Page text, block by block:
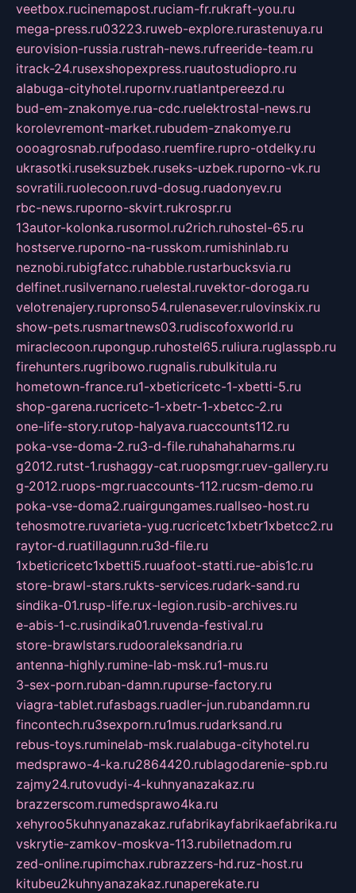
veetbox.rucinemapost.ruciam-fr.rukraft-you.ru
mega-press.ru03223.ruweb-explore.rurastenuya.ru
eurovision-russia.rustrah-news.rufreeride-team.ru
itrack-24.rusexshopexpress.ruautostudiopro.ru
alabuga-cityhotel.rupornv.ruatlantpereezd.ru
bud-em-znakomye.rua-cdc.ruelektrostal-news.ru
korolevremont-market.rubudem-znakomye.ru
oooagrosnab.rufpodaso.ruemfire.rupro-otdelky.ru
ukrasotki.ruseksuzbek.ruseks-uzbek.ruporno-vk.ru
sovratili.ruolecoon.ruvd-dosug.ruadonyev.ru
rbc-news.ruporno-skvirt.rukrospr.ru
13autor-kolonka.rusormol.ru2rich.ruhostel-65.ru
hostserve.ruporno-na-russkom.rumishinlab.ru
neznobi.rubigfatcc.ruhabble.rustarbucksvia.ru
delfinet.rusilvernano.ruelestal.ruvektor-doroga.ru
velotrenajery.rupronso54.rulenasever.rulovinskix.ru
show-pets.rusmartnews03.rudiscofoxworld.ru
miraclecoon.rupongup.ruhostel65.ruliura.ruglasspb.ru
firehunters.rugribowo.rugnalis.rubulkitula.ru
hometown-france.ru1-xbeticricetc-1-xbetti-5.ru
shop-garena.rucricetc-1-xbetr-1-xbetcc-2.ru
one-life-story.rutop-halyava.ruaccounts112.ru
poka-vse-doma-2.ru3-d-file.ruhahahaharms.ru
g2012.rutst-1.rushaggy-cat.ruopsmgr.ruev-gallery.ru
g-2012.ruops-mgr.ruaccounts-112.rucsm-demo.ru
poka-vse-doma2.ruairgungames.ruallseo-host.ru
tehosmotre.ruvarieta-yug.rucricetc1xbetr1xbetcc2.ru
raytor-d.ruatillagunn.ru3d-file.ru
1xbeticricetc1xbetti5.ruuafoot-statti.rue-abis1c.ru
store-brawl-stars.rukts-services.rudark-sand.ru
sindika-01.rusp-life.rux-legion.rusib-archives.ru
e-abis-1-c.rusindika01.ruvenda-festival.ru
store-brawlstars.rudooraleksandria.ru
antenna-highly.rumine-lab-msk.ru1-mus.ru
3-sex-porn.ruban-damn.rupurse-factory.ru
viagra-tablet.rufasbags.ruadler-jun.rubandamn.ru
fincontech.ru3sexporn.ru1mus.rudarksand.ru
rebus-toys.ruminelab-msk.rualabuga-cityhotel.ru
medsprawo-4-ka.ru2864420.rublagodarenie-spb.ru
zajmy24.rutovudyi-4-kuhnyanazakaz.ru
brazzerscom.rumedsprawo4ka.ru
xehyroo5kuhnyanazakaz.rufabrikayfabrikaefabrika.ru
vskrytie-zamkov-moskva-113.rubiletnadom.ru
zed-online.rupimchax.rubrazzers-hd.ruz-host.ru
kitubeu2kuhnyanazakaz.runaperekate.ru